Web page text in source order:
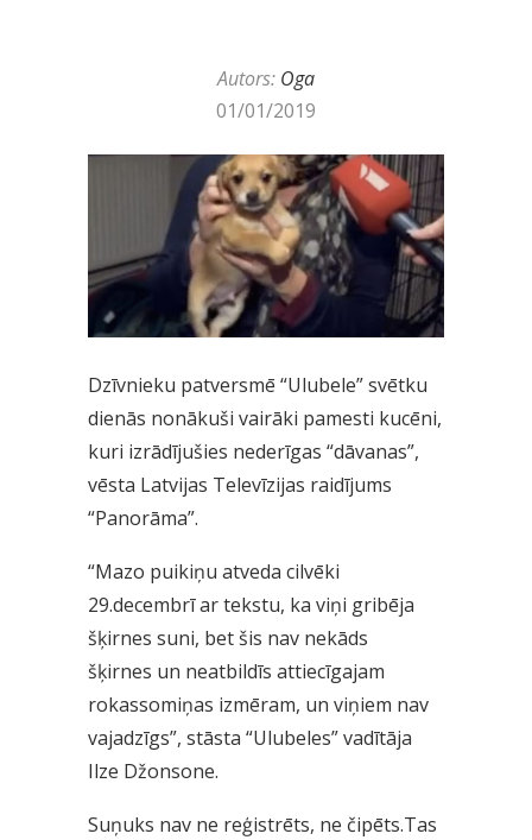
Autors: Oga
01/01/2019
Dzīvnieku patversmē “Ulubele” svētku
dienās nonākuši vairāki pamesti kucēni,
kuri izrādījušies nederīgas “dāvanas”,
vēsta Latvijas Televīzijas raidījums
“Panorāma”.
“Mazo puikiņu atveda cilvēki
29.decembrī ar tekstu, ka viņi gribēja
šķirnes suni, bet šis nav nekāds
šķirnes un neatbildīs attiecīgajam
rokassomiņas izmēram, un viņiem nav
vajadzīgs”, stāsta “Ulubeles” vadītāja
Ilze Džonsone.
Suņuks nav ne reģistrēts, ne čipēts.Tas